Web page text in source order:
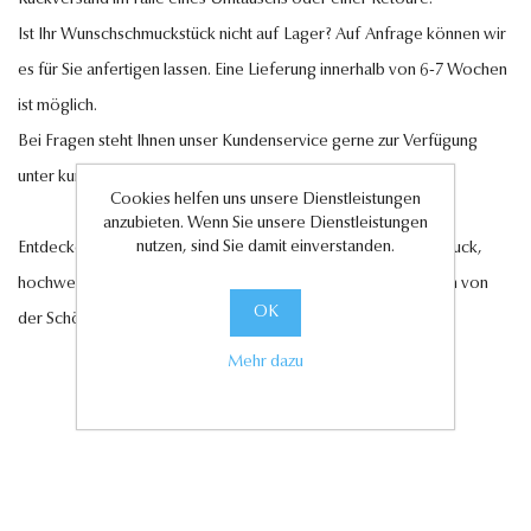
Ist Ihr Wunschschmuckstück nicht auf Lager? Auf Anfrage können wir
es für Sie anfertigen lassen. Eine Lieferung innerhalb von 6-7 Wochen
ist möglich.
Bei Fragen steht Ihnen unser Kundenservice gerne zur Verfügung
unter kundenservice@antwerp-diamonds.de.
Entdecken Sie jetzt unsere exquisite Auswahl an Diamantschmuck,
hochwertigen Edelsteinen und edlen Perlen und lassen Sie sich von
der Schönheit und Eleganz unserer Kollektionen verzaubern.
Cookies helfen uns unsere Dienstleistungen
anzubieten. Wenn Sie unsere Dienstleistungen
nutzen, sind Sie damit einverstanden.
OK
Mehr dazu